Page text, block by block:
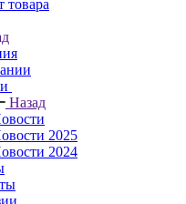
товара
Назад
2025
2024